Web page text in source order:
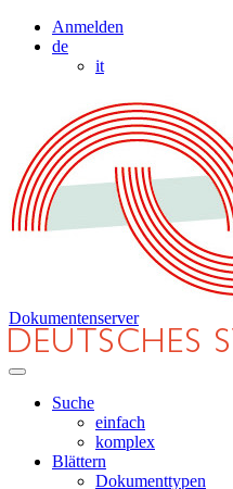
Anmelden
de
it
Dokumentenserver
Suche
einfach
komplex
Blättern
Dokumenttypen